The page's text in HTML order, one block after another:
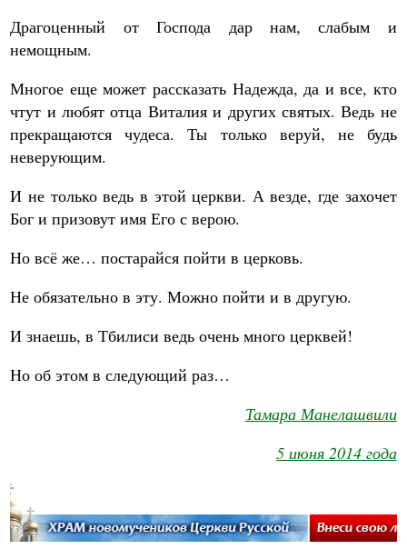
Драгоценный от Господа дар нам, слабым и
немощным.
Многое еще может рассказать Надежда, да и все, кто
чтут и любят отца Виталия и других святых. Ведь не
прекращаются чудеса. Ты только веруй, не будь
неверующим.
И не только ведь в этой церкви. А везде, где захочет
Бог и призовут имя Его с верою.
Но всё же… постарайся пойти в церковь.
Не обязательно в эту. Можно пойти и в другую.
И знаешь, в Тбилиси ведь очень много церквей!
Но об этом в следующий раз…
Тамара Манелашвили
5 июня 2014 года